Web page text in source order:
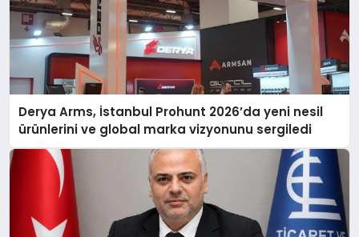
Derya Arms, İstanbul Prohunt 2026’da yeni nesil
ürünlerini ve global marka vizyonunu sergiledi